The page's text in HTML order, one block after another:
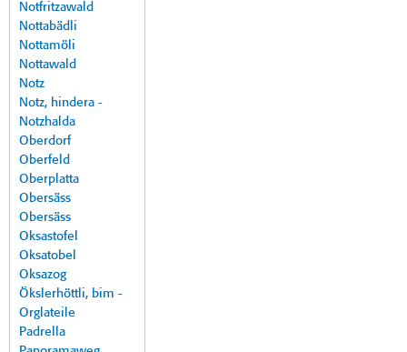
Notfritzawald
Nottabädli
Nottamöli
Nottawald
Notz
Notz, hindera -
Notzhalda
Oberdorf
Oberfeld
Oberplatta
Obersäss
Obersäss
Oksastofel
Oksatobel
Oksazog
Ökslerhöttli, bim -
Orglateile
Padrella